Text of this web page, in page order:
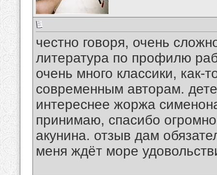
честно говоря, очень
литература по профилю
очень много классики, как-
современным авторам.
интереснее жоржа
принимаю, спасибо
акунина. отзыв дам
меня ждёт море